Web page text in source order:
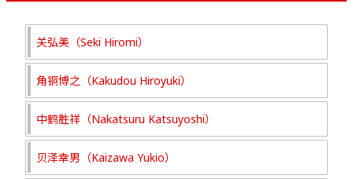
关弘美（Seki Hiromi）
角铜博之（Kakudou Hiroyuki）
中鹤胜祥（Nakatsuru Katsuyoshi）
贝泽幸男（Kaizawa Yukio）